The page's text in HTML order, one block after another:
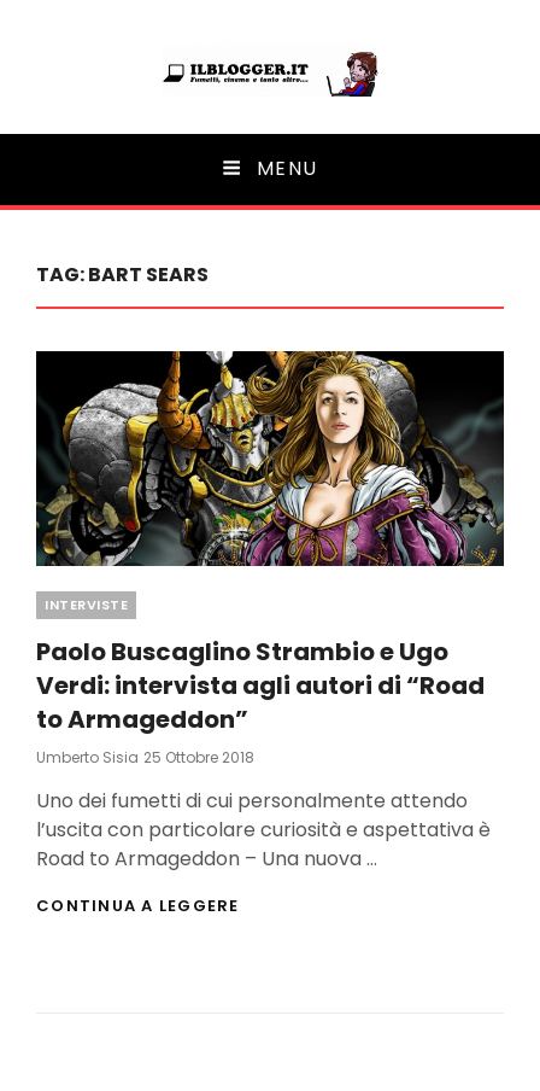
Ilblogger.it
Il portalino di blog | MENU
TAG:BART SEARS
Categories
INTERVISTE
Paolo Buscaglino Strambio e Ugo
Verdi: intervista agli autori di “Road
to Armageddon”
Umberto Sisia Posted
25 Ottobre 2018
Uno dei fumetti di cui personalmente attendo
l’uscita con particolare curiosità e aspettativa è
Road to Armageddon – Una nuova …
CONTINUA A LEGGERE